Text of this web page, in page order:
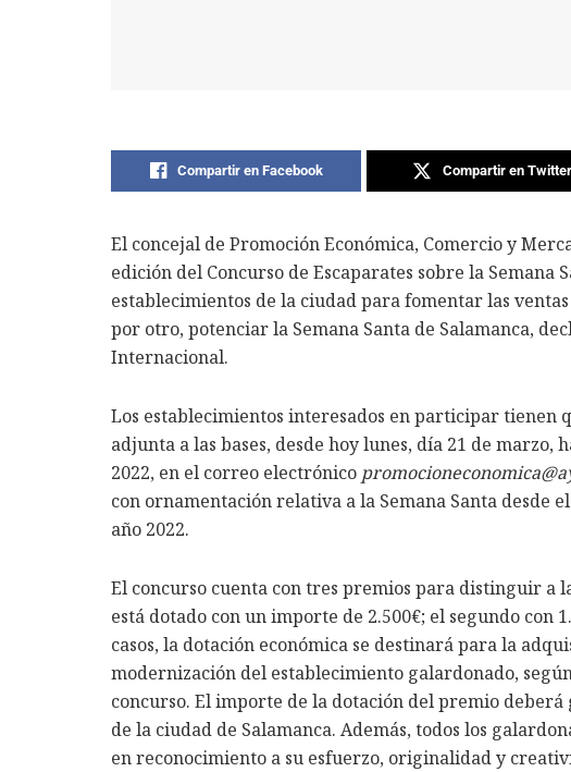
Compartir en Facebook Compartir en Twitter
El concejal de Promoción Económica, Comercio y
edición del Concurso de Escaparates sobre la Semana
establecimientos de la ciudad para fomentar las
por otro, potenciar la Semana Santa de Salamanca,
Internacional.
Los establecimientos interesados en participar tienen
adjunta a las bases, desde hoy lunes, día 21 de marzo,
2022, en el correo electrónico
con ornamentación relativa a la Semana Santa desde
año 2022.
El concurso cuenta con tres premios para distinguir a
está dotado con un importe de 2.500€; el segundo con
casos, la dotación económica se destinará para la
modernización del establecimiento galardonado,
concurso. El importe de la dotación del premio
de la ciudad de Salamanca. Además, todos los
en reconocimiento a su esfuerzo, originalidad y